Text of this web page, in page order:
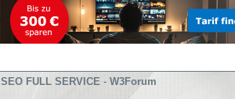
SEO FULL SERVICE - W3Forum